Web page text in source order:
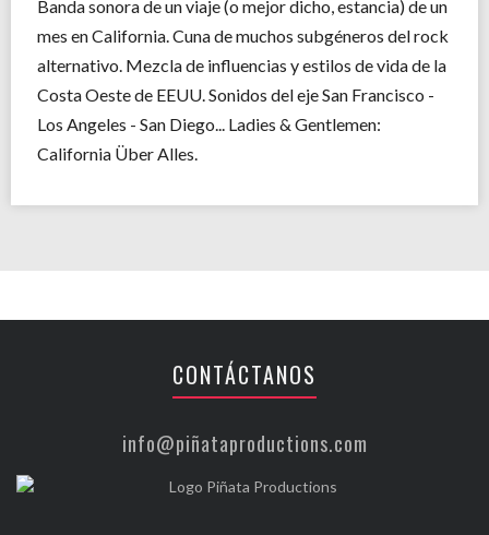
Banda sonora de un viaje (o mejor dicho, estancia) de un
mes en California. Cuna de muchos subgéneros del rock
alternativo. Mezcla de influencias y estilos de vida de la
Costa Oeste de EEUU. Sonidos del eje San Francisco -
Los Angeles - San Diego... Ladies & Gentlemen:
California Über Alles.
CONTÁCTANOS
info@piñataproductions.com